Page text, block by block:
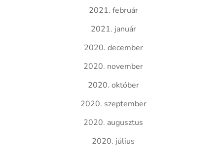
2021. február
2021. január
2020. december
2020. november
2020. október
2020. szeptember
2020. augusztus
2020. július